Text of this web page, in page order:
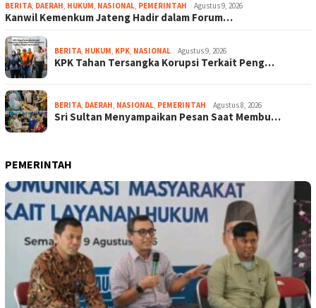
BERITA, DAERAH, HUKUM, NASIONAL, PEMERINTAH Agustus 9, 2026
Kanwil Kemenkum Jateng Hadir dalam Forum…
BERITA, HUKUM, KPK, NASIONAL Agustus 9, 2026
KPK Tahan Tersangka Korupsi Terkait Peng…
BERITA, DAERAH, NASIONAL, PEMERINTAH Agustus 8, 2026
Sri Sultan Menyampaikan Pesan Saat Membu…
PEMERINTAH